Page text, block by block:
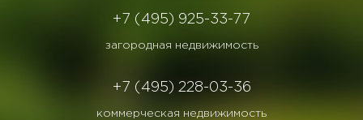
+7 (495) 925-33-77
загородная недвижимость
+7 (495) 228-03-36
коммерческая недвижимость